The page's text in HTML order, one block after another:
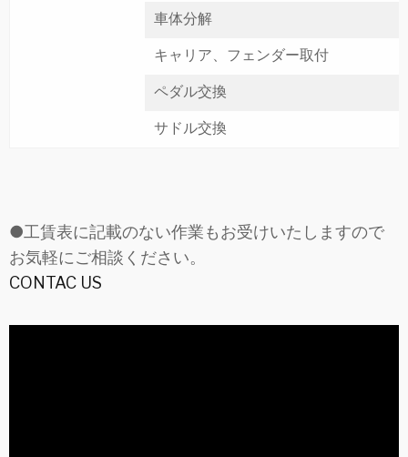
車体分解
キャリア、フェンダー取付
ペダル交換
サドル交換
●工賃表に記載のない作業もお受けいたしますので
お気軽にご相談ください。
CONTAC US